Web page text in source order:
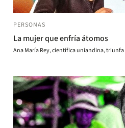
PERSONAS
La mujer que enfría átomos
Ana María Rey, científica uniandina,